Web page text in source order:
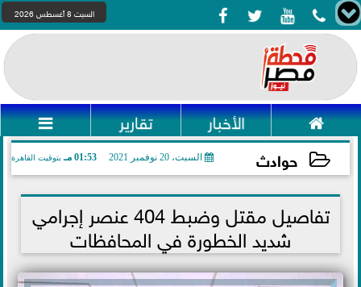
    السبت 8 أغسطس 2026
 الأخبار تقارير 
حوادث السبت، 20 نوفمبر 2021 01:53 مـ بتوقيت القاهرة
2021-11-20 13:53:55 تفاصيل مقتل وضبط 404 عنصر إجرامي
شديد الخطورة في المحافظات